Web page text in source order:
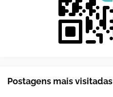
Postagens mais visitadas